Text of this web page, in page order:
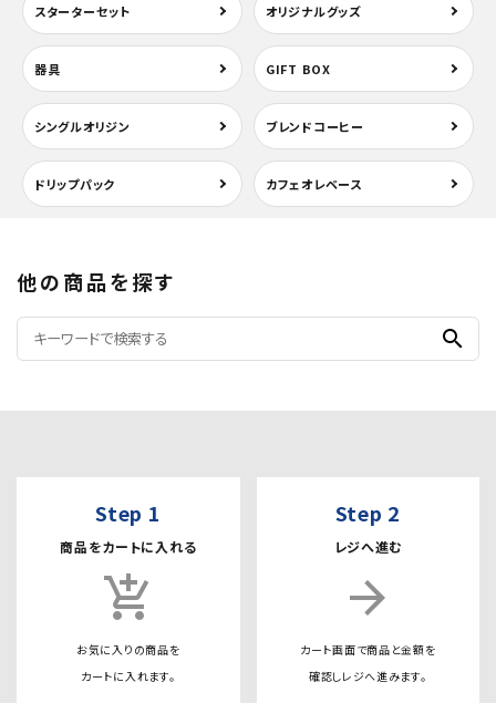
スターターセット オリジナルグッズ
器具 GIFT BOX
シングルオリジン ブレンドコーヒー
ドリップパック カフェオレベース
他の商品を探す
search
Step 1
商品をカートに入れる
add_shopping_cart
お気に入りの商品を
カートに入れます。
Step 2
レジへ進む
arrow_forward
カート画面で商品と金額を
確認しレジへ進みます。